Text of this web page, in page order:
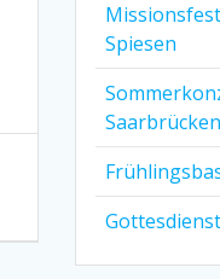
Spiesen
Saarbrücken